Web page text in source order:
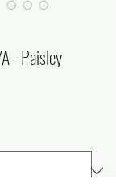
- Paisley